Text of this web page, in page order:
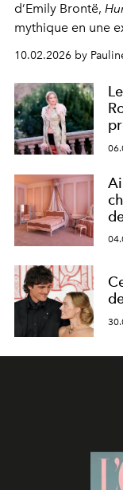
d’Emily Brontë,
mythique en une
bouleversante,
10.02.2026 by